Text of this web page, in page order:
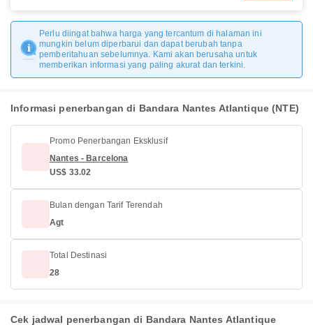
Perlu diingat bahwa harga yang tercantum di halaman ini
mungkin belum diperbarui dan dapat berubah tanpa
pemberitahuan sebelumnya. Kami akan berusaha untuk
memberikan informasi yang paling akurat dan terkini.
Informasi penerbangan di Bandara Nantes Atlantique (NTE)
Promo Penerbangan Eksklusif
Nantes - Barcelona
US$ 33.02
Bulan dengan Tarif Terendah
Agt
Total Destinasi
28
Cek jadwal penerbangan di Bandara Nantes Atlantique